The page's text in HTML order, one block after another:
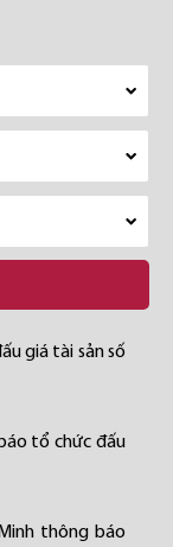
giá tài sản số
tổ chức đấu
thông báo